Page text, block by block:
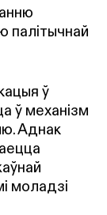
палітычнай
ў
ў механізм
Аднак
моладзі